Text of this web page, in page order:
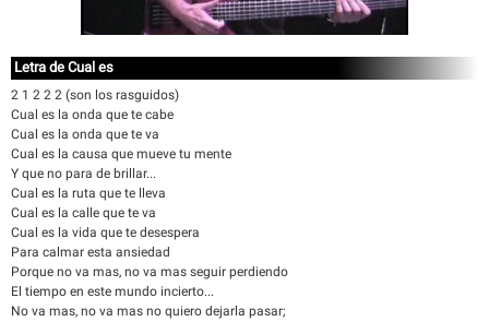
Letra de Cual es
2 1 2 2 2 (son los rasguidos)
Cual es la onda que te cabe
Cual es la onda que te va
Cual es la causa que mueve tu mente
Y que no para de brillar...
Cual es la ruta que te lleva
Cual es la calle que te va
Cual es la vida que te desespera
Para calmar esta ansiedad
Porque no va mas, no va mas seguir perdiendo
El tiempo en este mundo incierto...
No va mas, no va mas no quiero dejarla pasar;